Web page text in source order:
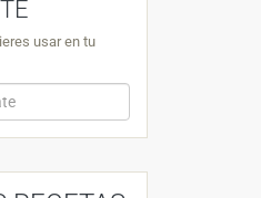
usar en tu